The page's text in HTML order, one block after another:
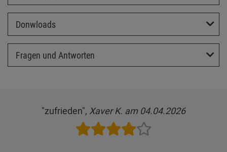
Donwloads
Fragen und Antworten
"zufrieden", Xaver K. am 04.04.2026